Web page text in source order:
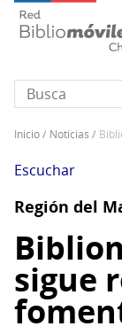
Pasar
principal
enlaces
de
ayuda
a
la
inicio noticias
Escuchar
Región del
sigue